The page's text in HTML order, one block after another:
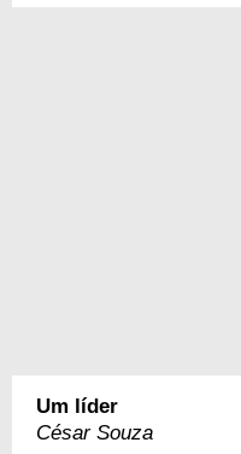
Um líder
César Souza